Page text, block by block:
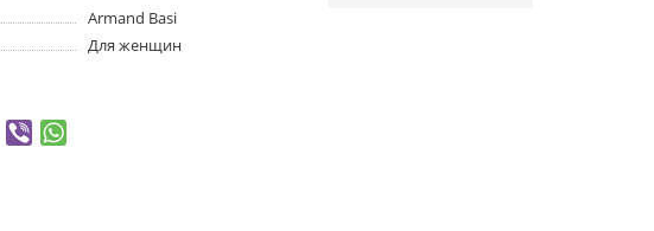
Armand Basi
Для женщин